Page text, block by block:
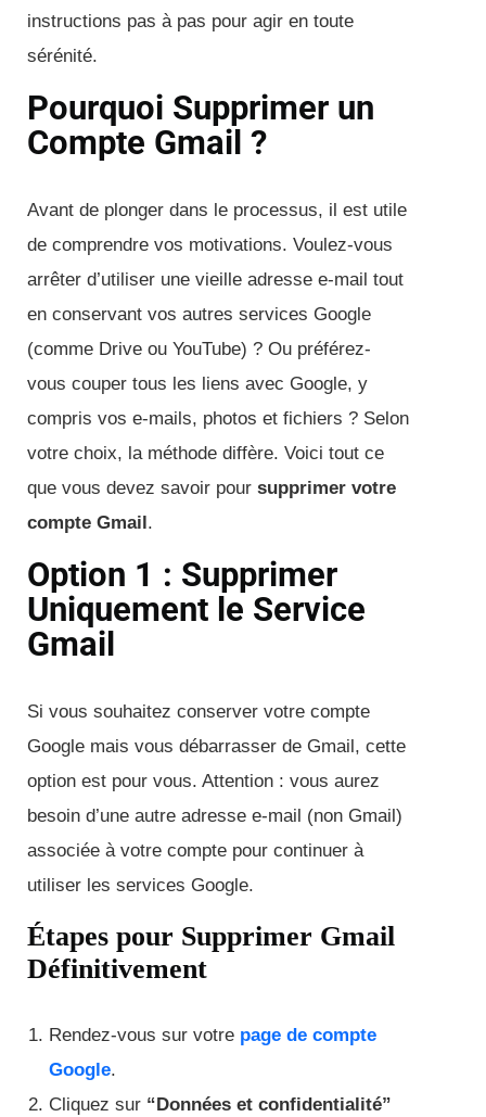
instructions pas à pas pour agir en toute
sérénité.
Pourquoi Supprimer un
Compte Gmail ?
Avant de plonger dans le processus, il est utile
de comprendre vos motivations. Voulez-vous
arrêter d’utiliser une vieille adresse e-mail tout
en conservant vos autres services Google
(comme Drive ou YouTube) ? Ou préférez-
vous couper tous les liens avec Google, y
compris vos e-mails, photos et fichiers ? Selon
votre choix, la méthode diffère. Voici tout ce
que vous devez savoir pour supprimer votre
compte Gmail.
Option 1 : Supprimer
Uniquement le Service
Gmail
Si vous souhaitez conserver votre compte
Google mais vous débarrasser de Gmail, cette
option est pour vous. Attention : vous aurez
besoin d’une autre adresse e-mail (non Gmail)
associée à votre compte pour continuer à
utiliser les services Google.
Étapes pour Supprimer Gmail
Définitivement
Rendez-vous sur votre page de compte
Google.
Cliquez sur “Données et confidentialité”